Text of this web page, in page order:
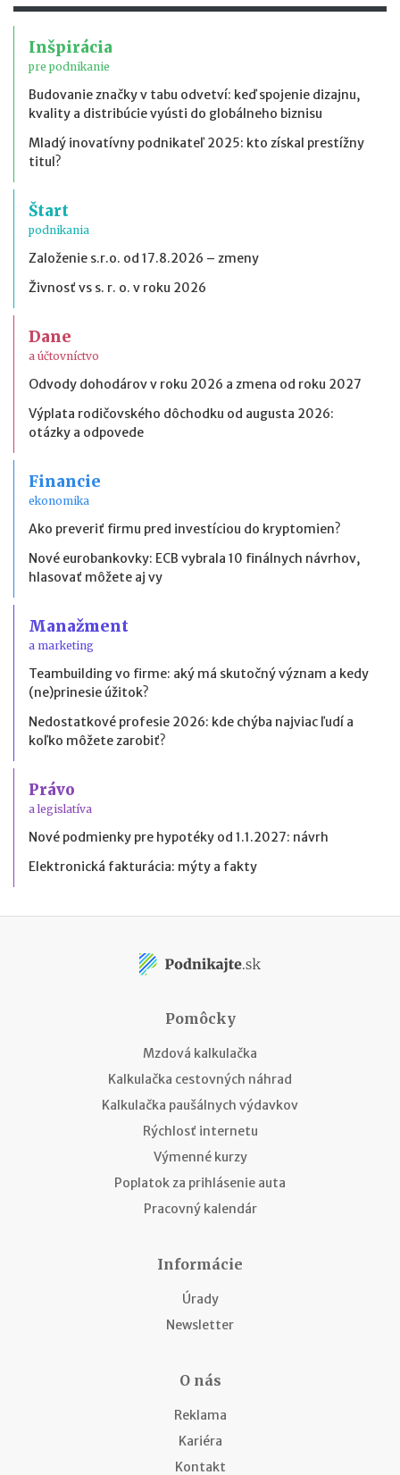
Inšpirácia
pre podnikanie
Budovanie značky v tabu odvetví: keď spojenie dizajnu,
kvality a distribúcie vyústi do globálneho biznisu
Mladý inovatívny podnikateľ 2025: kto získal prestížny
titul?
Štart
podnikania
Založenie s.r.o. od 17.8.2026 – zmeny
Živnosť vs s. r. o. v roku 2026
Dane
a účtovníctvo
Odvody dohodárov v roku 2026 a zmena od roku 2027
Výplata rodičovského dôchodku od augusta 2026:
otázky a odpovede
Financie
ekonomika
Ako preveriť firmu pred investíciou do kryptomien?
Nové eurobankovky: ECB vybrala 10 finálnych návrhov,
hlasovať môžete aj vy
Manažment
a marketing
Teambuilding vo firme: aký má skutočný význam a kedy
(ne)prinesie úžitok?
Nedostatkové profesie 2026: kde chýba najviac ľudí a
koľko môžete zarobiť?
Právo
a legislatíva
Nové podmienky pre hypotéky od 1.1.2027: návrh
Elektronická fakturácia: mýty a fakty
Pomôcky
Mzdová kalkulačka
Kalkulačka cestovných náhrad
Kalkulačka paušálnych výdavkov
Rýchlosť internetu
Výmenné kurzy
Poplatok za prihlásenie auta
Pracovný kalendár
Informácie
Úrady
Newsletter
O nás
Reklama
Kariéra
Kontakt